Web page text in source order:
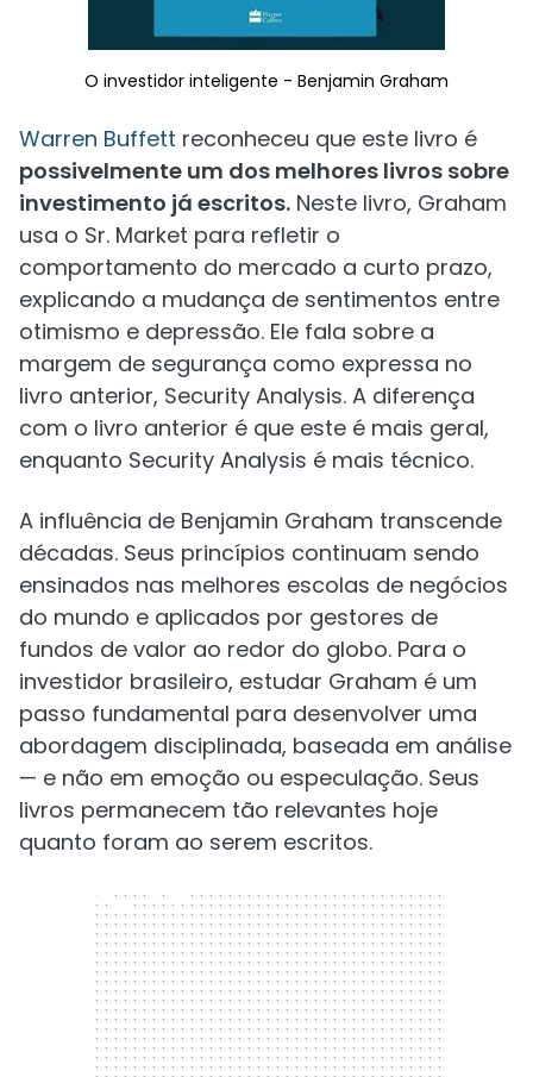
O investidor inteligente - Benjamin Graham
Warren Buffett reconheceu que este livro é
possivelmente um dos melhores livros sobre
investimento já escritos. Neste livro, Graham
usa o Sr. Market para refletir o
comportamento do mercado a curto prazo,
explicando a mudança de sentimentos entre
otimismo e depressão. Ele fala sobre a
margem de segurança como expressa no
livro anterior, Security Analysis. A diferença
com o livro anterior é que este é mais geral,
enquanto Security Analysis é mais técnico.
A influência de Benjamin Graham transcende
décadas. Seus princípios continuam sendo
ensinados nas melhores escolas de negócios
do mundo e aplicados por gestores de
fundos de valor ao redor do globo. Para o
investidor brasileiro, estudar Graham é um
passo fundamental para desenvolver uma
abordagem disciplinada, baseada em análise
— e não em emoção ou especulação. Seus
livros permanecem tão relevantes hoje
quanto foram ao serem escritos.
300 x 250